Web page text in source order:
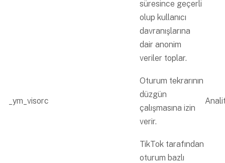
süresince geçerli
olup kullanıcı
davranışlarına
dair anonim
veriler toplar.
_ym_visorc
Oturum tekrarının
düzgün
çalışmasına izin
verir.
TikTok tarafından
oturum bazlı